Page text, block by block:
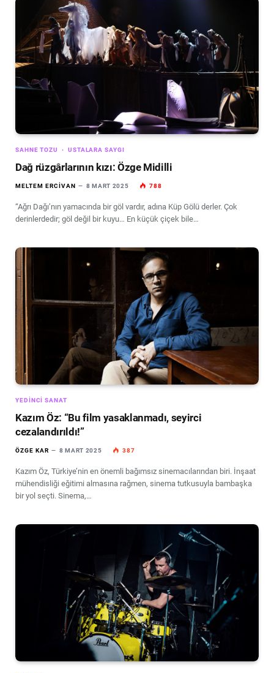
SAHNE TOZU USTALARA SAYGI
Dağ rüzgârlarının kızı: Özge Midilli
MELTEM ERCIVAN 8 MART 2025 788
“Ağrı Dağı’nın yamacında bir göl vardır, adına Küp Gölü derler. Çok
derinlerdedir; göl değil bir kuyu… En küçük çiçek bile…
YEDINCI SANAT
Kazım Öz: “Bu film yasaklanmadı, seyirci
cezalandırıldı!”
ÖZGE KAR 8 MART 2025 387
Kazım Öz, Türkiye’nin en önemli bağımsız sinemacılarından biri. İnşaat
mühendisliği eğitimi almasına rağmen, sinema tutkusuyla bambaşka
bir yol seçti. Sinema,…